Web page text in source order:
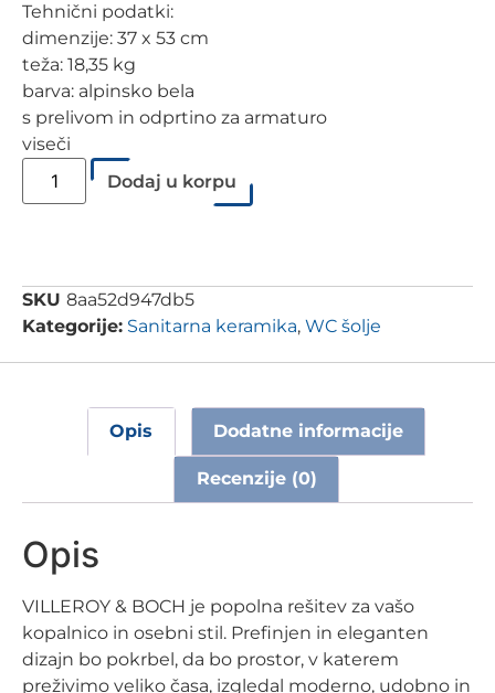
Tehnični podatki:
dimenzije: 37 x 53 cm
teža: 18,35 kg
barva: alpinsko bela
s prelivom in odprtino za armaturo
viseči
Dodaj u korpu
SKU 8aa52d947db5
Kategorije: Sanitarna keramika, WC šolje
Opis Dodatne informacije
Recenzije (0)
Opis
VILLEROY & BOCH je popolna rešitev za vašo
kopalnico in osebni stil. Prefinjen in eleganten
dizajn bo pokrbel, da bo prostor, v katerem
preživimo veliko časa, izgledal moderno, udobno in